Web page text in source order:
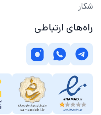
شکار
راه‌های ارتباطی